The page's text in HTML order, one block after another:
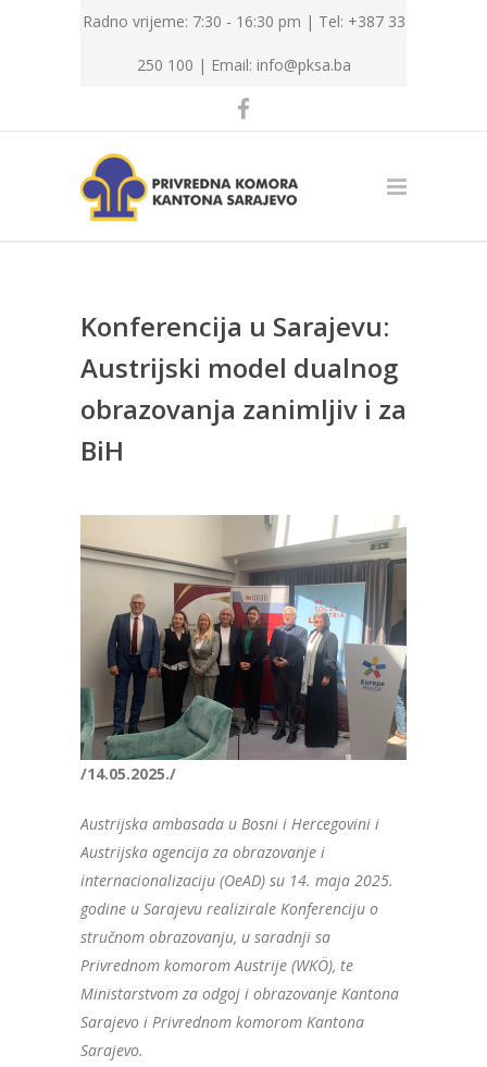
Radno vrijeme: 7:30 - 16:30 pm | Tel: +387 33
250 100 | Email: info@pksa.ba
Konferencija u Sarajevu:
Austrijski model dualnog
obrazovanja zanimljiv i za
BiH
/14.05.2025./
Austrijska ambasada u Bosni i Hercegovini i
Austrijska agencija za obrazovanje i
internacionalizaciju (OeAD) su 14. maja 2025.
godine u Sarajevu realizirale Konferenciju o
stručnom obrazovanju, u saradnji sa
Privrednom komorom Austrije (WKÖ), te
Ministarstvom za odgoj i obrazovanje Kantona
Sarajevo i Privrednom komorom Kantona
Sarajevo.